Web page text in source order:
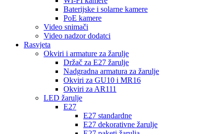
Baterijske i solarne kamere
PoE kamere
Video snimači
Video nadzor dodatci
Rasvjeta
Okviri i armature za žarulje
Držač za E27 žarulje
Nadgradna armatura za žarulje
Okviri za GU10 i MR16
Okviri za AR111
LED žarulje
E27
E27 standardne
E27 dekorativne žarulje